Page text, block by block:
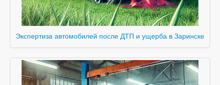
Экспертиза автомобилей после ДТП и ущерба в Заринске